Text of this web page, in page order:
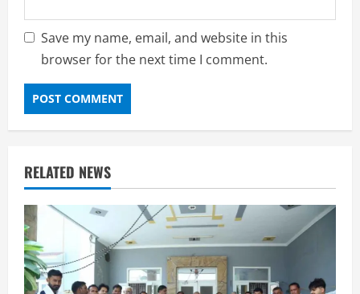
Save my name, email, and website in this
browser for the next time I comment.
RELATED NEWS